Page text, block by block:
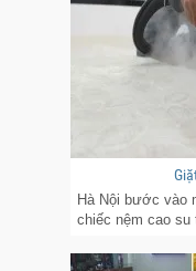
Hà Nội bước vào
chiếc nệm cao su